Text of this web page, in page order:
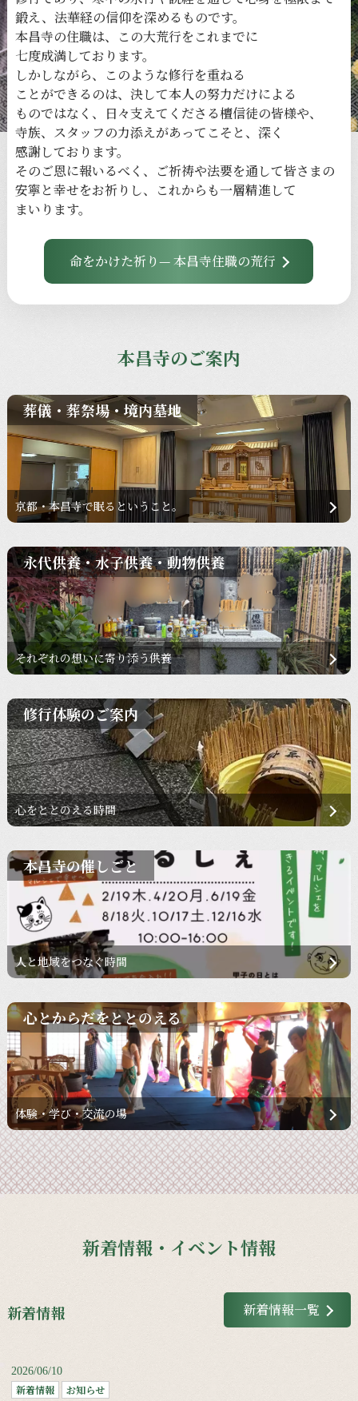
鍛え、 法華経の信仰を深める ものです。
本昌寺の住職は、 この大荒行をこれまでに
七度成満しております。
しかしながら、
このような修行を重ねる
ことができるのは、 決して本人の努力だけによる
ものではなく、
日々支えてくださる檀信徒の皆様や、
寺族、 スタッフの力添えがあってこそと、 深く
感謝しております。
そのご恩に報いるべく、 ご祈祷や法要を通して皆さまの
安寧と幸せをお祈りし、 これからも一層精進して
まいります。
命をかけた祈り— 本昌寺住職の荒行
本昌寺のご案内
葬儀・葬祭場・境内墓地
京都・本昌寺で眠るということ。
永代供養・水子供養・動物供養
それぞれの想いに寄り添う供養
修行体験のご案内
心をととのえる時間
本昌寺の催しごと
人と地域をつなぐ時間
心とからだをととのえる
体験・学び・交流の場
新着情報・イベント情報
新着情報 新着情報一覧
2026/06/10
新着情報 お知らせ